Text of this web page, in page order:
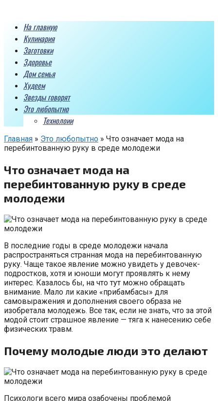
контентуНа главную
Кулинария
Заготовки
Здоровье
Дом семья
Худеем
Звезды говорят
Это любопытно
Технолоии
Главная » Это любопытно » Что означает мода на
перебинтованную руку в среде молодежи
Что означает мода на
перебинтованную руку в среде
молодежи
В последние годы в среде молодежи начала
распространяться странная мода на перебинтованную
руку. Чаще такое явление можно увидеть у девочек-
подростков, хотя и юноши могут проявлять к нему
интерес. Казалось бы, на что тут можно обращать
внимание. Мало ли какие «прибамбасы» для
самовыражения и дополнения своего образа не
изобретала молодежь. Все так, если не знать, что за этой
модой стоит страшное явление — тяга к нанесению себе
физических травм.
Почему молодые люди это делают
Психологи всего мира озабочены проблемой